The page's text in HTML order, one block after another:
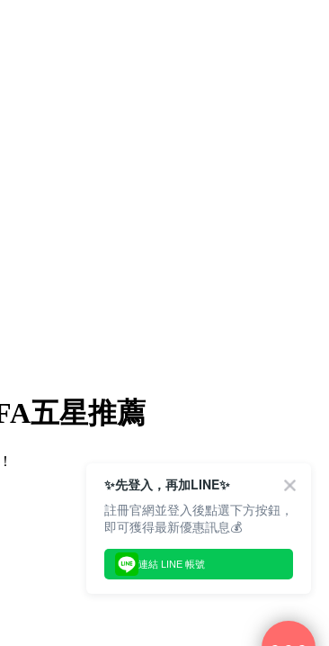
五星推薦
✨先登入，再加LINE✨
註冊官網並登入後點選下方按鈕，
即可獲得最新優惠訊息💰
連結 LINE 帳號